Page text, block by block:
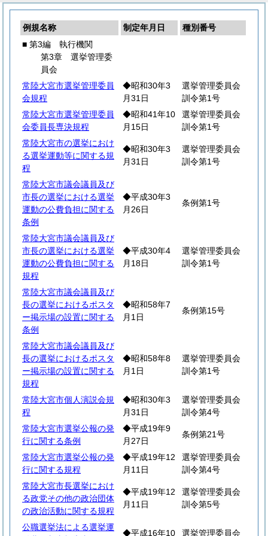
例規名称 制定年月日
種別番号
■ 第3編 執行機関
第3章 選挙管理委
員会
常陸大宮市選挙管理委員
会規程
◆昭和30年3
月31日
選挙管理委員会
訓令第1号
常陸大宮市選挙管理委員
会委員長専決規程
◆昭和41年10
月15日
選挙管理委員会
訓令第1号
常陸大宮市の選挙におけ
る選挙運動等に関する規
程
◆昭和30年3
月31日
選挙管理委員会
訓令第1号
常陸大宮市議会議員及び
市長の選挙における選挙
運動の公費負担に関する
条例
◆平成30年3
月26日
条例第1号
常陸大宮市議会議員及び
市長の選挙における選挙
運動の公費負担に関する
規程
◆平成30年4
月18日
選挙管理委員会
訓令第1号
常陸大宮市議会議員及び
長の選挙におけるポスタ
ー掲示場の設置に関する
条例
◆昭和58年7
月1日
条例第15号
常陸大宮市議会議員及び
長の選挙におけるポスタ
ー掲示場の設置に関する
規程
◆昭和58年8
月1日
選挙管理委員会
訓令第1号
常陸大宮市個人演説会規
程
◆昭和30年3
月31日
選挙管理委員会
訓令第4号
常陸大宮市選挙公報の発
行に関する条例
◆平成19年9
月27日
条例第21号
常陸大宮市選挙公報の発
行に関する規程
◆平成19年12
月11日
選挙管理委員会
訓令第4号
常陸大宮市長選挙におけ
る政党その他の政治団体
の政治活動に関する規程
◆平成19年12
月11日
選挙管理委員会
訓令第5号
公職選挙法による選挙運
◆平成16年10 選挙管理委員会